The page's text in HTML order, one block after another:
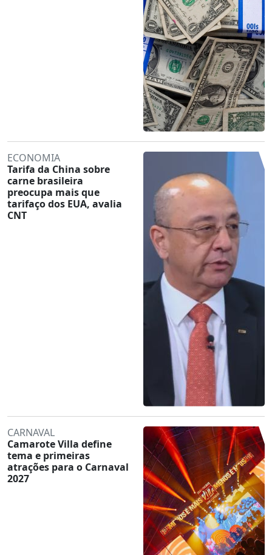
ECONOMIA
Tarifa da China sobre
carne brasileira
preocupa mais que
tarifaço dos EUA, avalia
CNT
CARNAVAL
Camarote Villa define
tema e primeiras
atrações para o Carnaval
2027